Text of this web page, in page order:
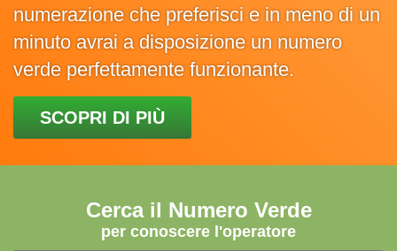
numerazione che preferisci e in meno di un
minuto avrai a disposizione un numero
verde perfettamente funzionante.
SCOPRI DI PIÙ
Cerca il Numero Verde
per conoscere l'operatore